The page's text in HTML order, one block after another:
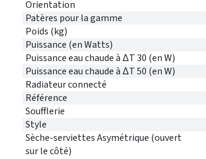
Orientation
Patères pour la gamme
Poids (kg)
Puissance (en Watts)
Puissance eau chaude à ∆T 30 (en W)
Puissance eau chaude à ∆T 50 (en W)
Radiateur connecté
Référence
Soufflerie
Style
Sèche-serviettes Asymétrique (ouvert
sur le côté)